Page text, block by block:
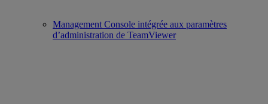
Management Console intégrée aux paramètres
d’administration de TeamViewer